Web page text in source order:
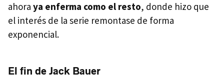
ahora ya enferma como el resto, donde hizo que
el interés de la serie remontase de forma
exponencial.
El fin de Jack Bauer